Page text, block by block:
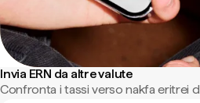
Invia ERN da altre valute
Confronta i tassi verso nakfa eritrei